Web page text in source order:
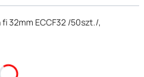
32mm ECCF32 /50szt./,